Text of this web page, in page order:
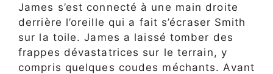
James s’est connecté à une main droite
derrière l’oreille qui a fait s’écraser Smith
sur la toile. James a laissé tomber des
frappes dévastatrices sur le terrain, y
compris quelques coudes méchants. Avant